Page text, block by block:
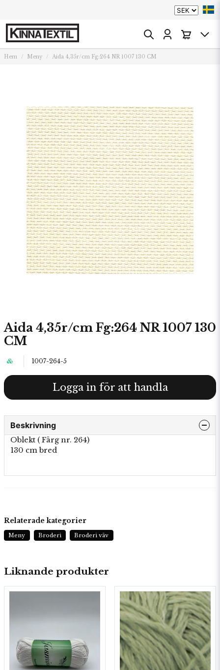
Hem Meny Aida 4,35r/cm Fg:264 NR 1007 130 CM
Aida 4,35r/cm Fg:264 NR 1007 130
CM
1007-264-5
Logga in för att handla
Beskrivning
Oblekt ( Färg nr. 264)
130 cm bred
Liknande produkter
Relaterade kategorier
Meny Broderi Broderi väv